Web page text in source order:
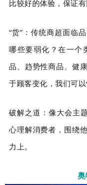
比较好的体验，保证
“货”：传统商超面临
哪些要弱化？在一个
品、趋势性商品、健
于顾客变化，我们可以
破解之道：像大会主
心理解消费者，围绕
力上。